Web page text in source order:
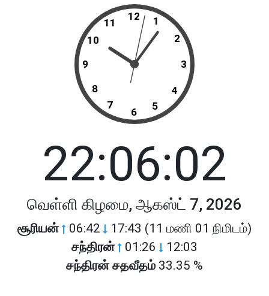
12
11
10
9
8
7
6 5
4
3
2
1
22:06:02
வெள்ளி கிழமை, ஆகஸ்ட் 7, 2026
சூரியன் 06:42 17:43 (11 மணி 01 நிமிடம்)
சந்திரன் 01:26 12:03
சந்திரன் சதவீதம்33.35 %